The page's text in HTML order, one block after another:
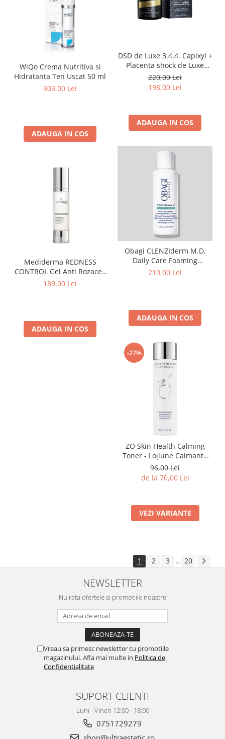
DSD de Luxe 3.4.4. Capixyl +
Placenta shock de Luxe
Lotion Loțiune de lux șoc cu
Capixyl siPlacentă 100 ml
220,00 Lei
198,00 Lei
ADAUGA IN COS
WiQo Crema Nutritiva si
Hidratanta Ten Uscat 50 ml
303,00 Lei
ADAUGA IN COS
Obagi CLENZIderm M.D.
Daily Care Foaming
Cleanser 118 ml
210,00 Lei
ADAUGA IN COS
Mediderma REDNESS
CONTROL Gel Anti Rozacee
cu Acid Azelaic si
189,00 Lei
ADAUGA IN COS
-27%
ZO Skin Health Calming
Toner - Loțiune Calmantă
Pentru Față
96,00 Lei
de la 70,00 Lei
VEZI VARIANTE
1 2 3 ... 20
NEWSLETTER
Nu rata ofertele si promotiile noastre
Vreau sa primesc newsletter cu promotiile
magazinului. Afla mai multe in Politica de
Confidentialitate
SUPORT CLIENTI
Luni - Vineri 12:00 - 18:00
0751729279